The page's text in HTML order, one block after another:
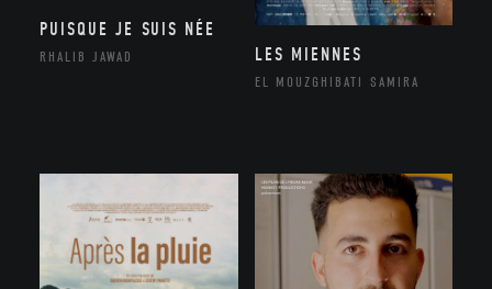
PUISQUE JE SUIS NÉE
RHALIB JAWAD LES MIENNES
EL MOUZGHIBATI SAMIRA